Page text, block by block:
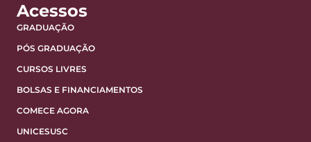
Acessos
GRADUAÇÃO
PÓS GRADUAÇÃO
CURSOS LIVRES
BOLSAS E FINANCIAMENTOS
COMECE AGORA
UNICESUSC